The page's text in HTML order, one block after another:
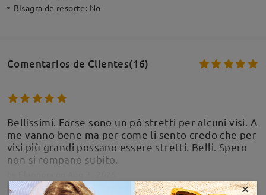
Bisagra de resorte: No
Comentarios de Clientes(16)
Bellissimi. Forse sono un pó stretti per alcuni visi. A
me vanno bene ma per come li sento credo che per
visi più grandi possano essere stretti. Belli. Spero
non si rompano subito.
×